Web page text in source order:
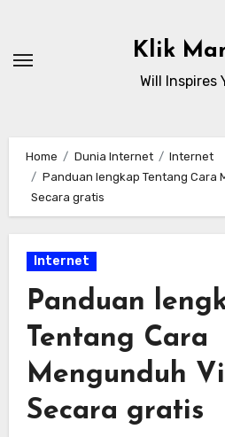
content
Klik
Will Inspires
Home Dunia Internet
Internet
Panduan lengkap Tentang Cara
Secara gratis
Internet
Panduan
Tentang Cara
Mengunduh
Secara gratis